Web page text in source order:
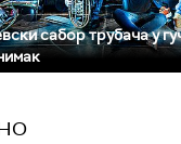
сабор трубача у